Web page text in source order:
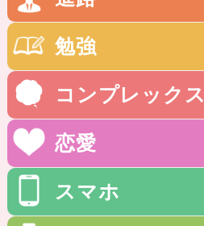
勉強
コンプレックス
恋愛
スマホ